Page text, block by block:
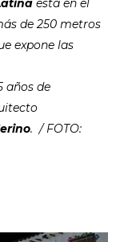
está en el
de 250 metros
expone las
años de
. / FOTO: